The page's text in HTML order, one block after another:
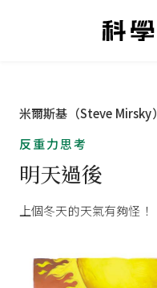
米爾斯基（Steve Mirsky）
反重力思考
明天過後
上個冬天的天氣有夠怪！